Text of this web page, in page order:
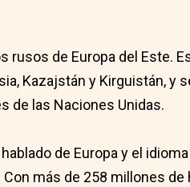
rusos de Europa del Este.
Kazajstán y Kirguistán,
de las Naciones Unidas.
de Europa y el
más de 258 millones